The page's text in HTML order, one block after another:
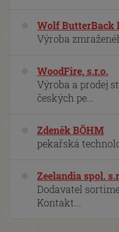
Wolf ButterBack
Výroba
WoodFire, s.r.o.
Výroba a prodej
českých pe...
Zdeněk BÖHM
pekařská
Zeelandia spol.
Dodavatel
Kontakt...